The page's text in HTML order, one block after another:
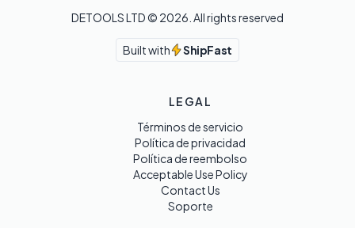
DETOOLS LTD © 2026 . All rights reserved
Built with ShipFast
LEGAL
Términos de servicio
Política de privacidad
Política de reembolso
Acceptable Use Policy
Contact Us
Soporte